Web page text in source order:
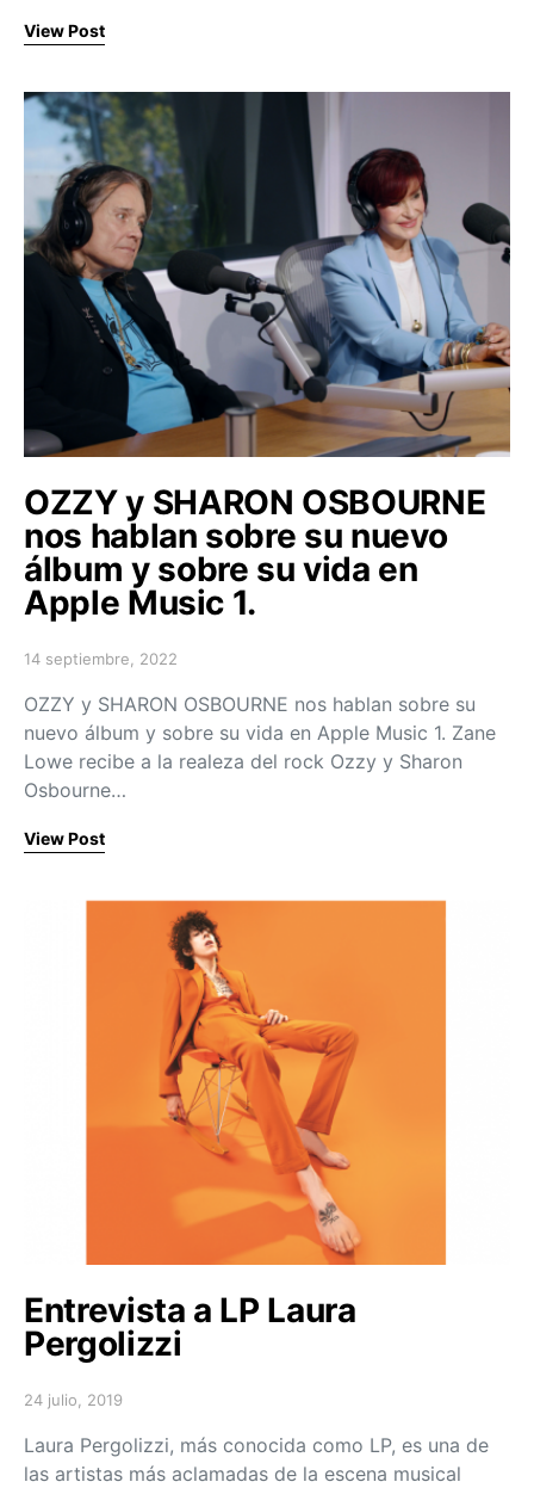
View Post
OZZY y SHARON OSBOURNE
nos hablan sobre su nuevo
álbum y sobre su vida en
Apple Music 1.
Posted on
14 septiembre, 2022
OZZY y SHARON OSBOURNE nos hablan sobre su
nuevo álbum y sobre su vida en Apple Music 1. Zane
Lowe recibe a la realeza del rock Ozzy y Sharon
Osbourne…
View Post
Entrevista a LP Laura
Pergolizzi
Posted on
24 julio, 2019
Laura Pergolizzi, más conocida como LP, es una de
las artistas más aclamadas de la escena musical